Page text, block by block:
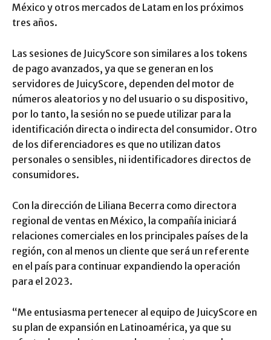
México y otros mercados de Latam en los próximos
tres años.
Las sesiones de JuicyScore son similares a los tokens
de pago avanzados, ya que se generan en los
servidores de JuicyScore, dependen del motor de
números aleatorios y no del usuario o su dispositivo,
por lo tanto, la sesión no se puede utilizar para la
identificación directa o indirecta del consumidor. Otro
de los diferenciadores es que no utilizan datos
personales o sensibles, ni identificadores directos de
consumidores.
Con la dirección de Liliana Becerra como directora
regional de ventas en México, la compañía iniciará
relaciones comerciales en los principales países de la
región, con al menos un cliente que será un referente
en el país para continuar expandiendo la operación
para el 2023.
“Me entusiasma pertenecer al equipo de JuicyScore en
su plan de expansión en Latinoamérica, ya que su